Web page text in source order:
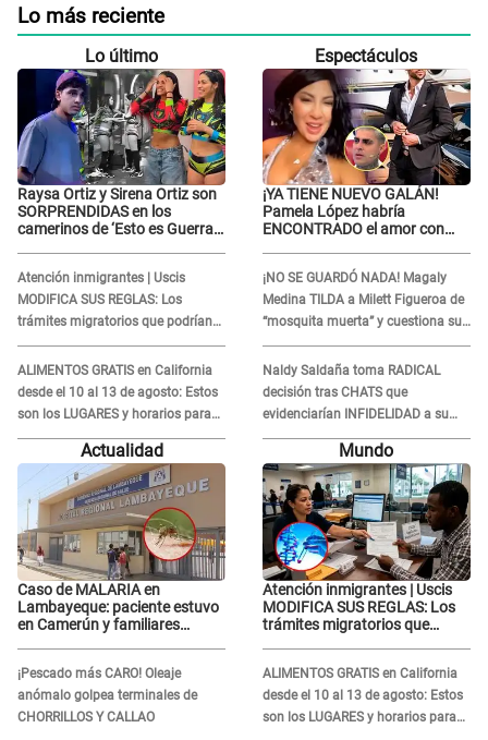
Lo más reciente
Lo último
Raysa Ortiz y Sirena Ortiz son
SORPRENDIDAS en los
camerinos de ‘Esto es Guerra’
Gabriel Moisés: “Gracias”
Atención inmigrantes | Uscis
MODIFICA SUS REGLAS: Los
trámites migratorios que podrían
necesitar tu prueba de ADN
ALIMENTOS GRATIS en California
desde el 10 al 13 de agosto: Estos
son los LUGARES y horarios para
recibir la ayuda
Espectáculos
¡YA TIENE NUEVO GALÁN!
Pamela López habría
ENCONTRADO el amor con
la ECHA en VIVO
¡NO SE GUARDÓ NADA! Magaly
Medina TILDA a Milett Figueroa de
“mosquita muerta” y cuestiona su
RECONCILIACIÓN con Marcelo
Tinelli en TV argentina
Naldy Saldaña toma RADICAL
decisión tras CHATS que
evidenciarían INFIDELIDAD a su
novio con animador de 'La Bella
Luz': "Un día..."
Actualidad
Caso de MALARIA en
Lambayeque: paciente estuvo
en Camerún y familiares
¡Pescado más CARO! Oleaje
anómalo golpea terminales de
CHORRILLOS Y CALLAO
Mundo
Atención inmigrantes | Uscis
MODIFICA SUS REGLAS: Los
trámites migratorios que
ALIMENTOS GRATIS en California
desde el 10 al 13 de agosto: Estos
son los LUGARES y horarios para